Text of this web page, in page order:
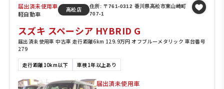
届出済未使用車
軽自動車
高松店
住所: 〒761-0312 香川県高松市東山崎町
707-1
スズキ スペーシア HYBRID G
届出済未使用車 中古車 走行距離6km 129.9万円 オフブルーメタリック 車台番号
279
走行距離10km以下 車検1年以上あり
届出済未使用車